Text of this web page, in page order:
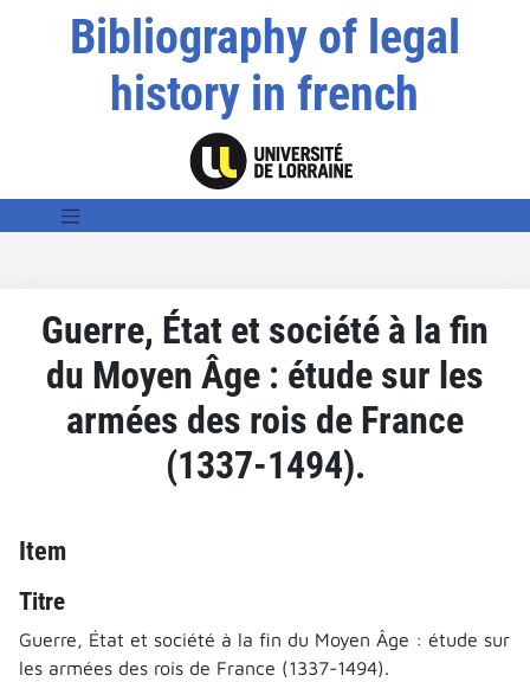
Bibliography of legal
history in french
Guerre, État et société à la fin
du Moyen Âge : étude sur les
armées des rois de France
(1337-1494).
Item
Titre
Guerre, État et société à la fin du Moyen Âge : étude sur
les armées des rois de France (1337-1494).